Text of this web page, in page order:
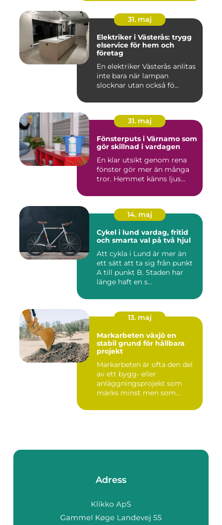
31. maj
Elektriker i Västerås: trygg
elservice för hem och
företag
En elektriker Västerås anlitas
inte bara när lampan
slocknar utan också fö...
31. maj
Fönsterputs i Värnamo som
gör skillnad i vardagen
En klar utsikt genom rena
fönster gör mer än många
tror. Hemmet känns ljus...
14. maj
Cykel i lund vardag, fritid
och smarta val på två hjul
Att cykla i Lund är mer än
ett sätt att ta sig från punkt
A till punkt B. Staden har
länge haft en s...
13. maj
Markarbeten växjö en
stabil grund för hållbara
projekt
Markarbeten är ofta den del
av ett bygg- eller
anläggningsprojekt som
märks minst men som
Adress